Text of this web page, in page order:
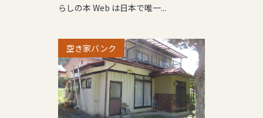
らしの本 Web は日本で唯一...
空き家バンク